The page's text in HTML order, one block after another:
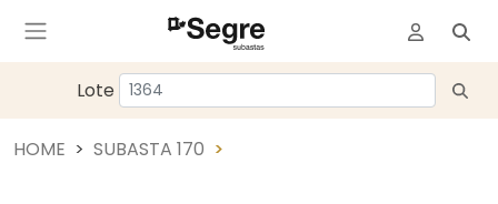
Lote
HOME SUBASTA 170